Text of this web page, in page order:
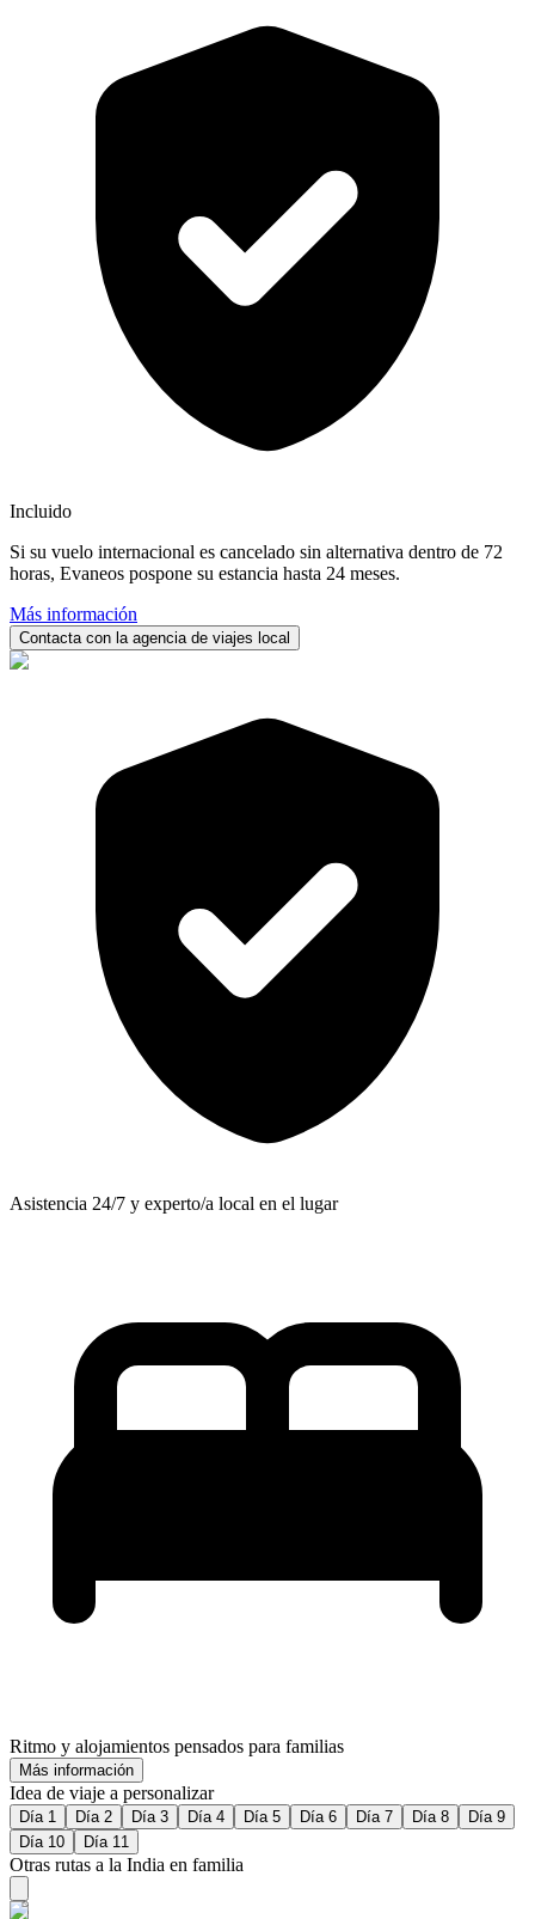
Incluido
Si su vuelo internacional es cancelado sin alternativa dentro de 72
horas, Evaneos pospone su estancia hasta 24 meses.
Más información
Contacta con la agencia de viajes local
Asistencia 24/7 y experto/a local en el lugar
Ritmo y alojamientos pensados para familias
Más información
Idea de viaje a personalizar
Día 1 Día 2 Día 3 Día 4 Día 5 Día 6 Día 7 Día 8
Día 9
Día 10
Día 11
Otras rutas a la India en familia